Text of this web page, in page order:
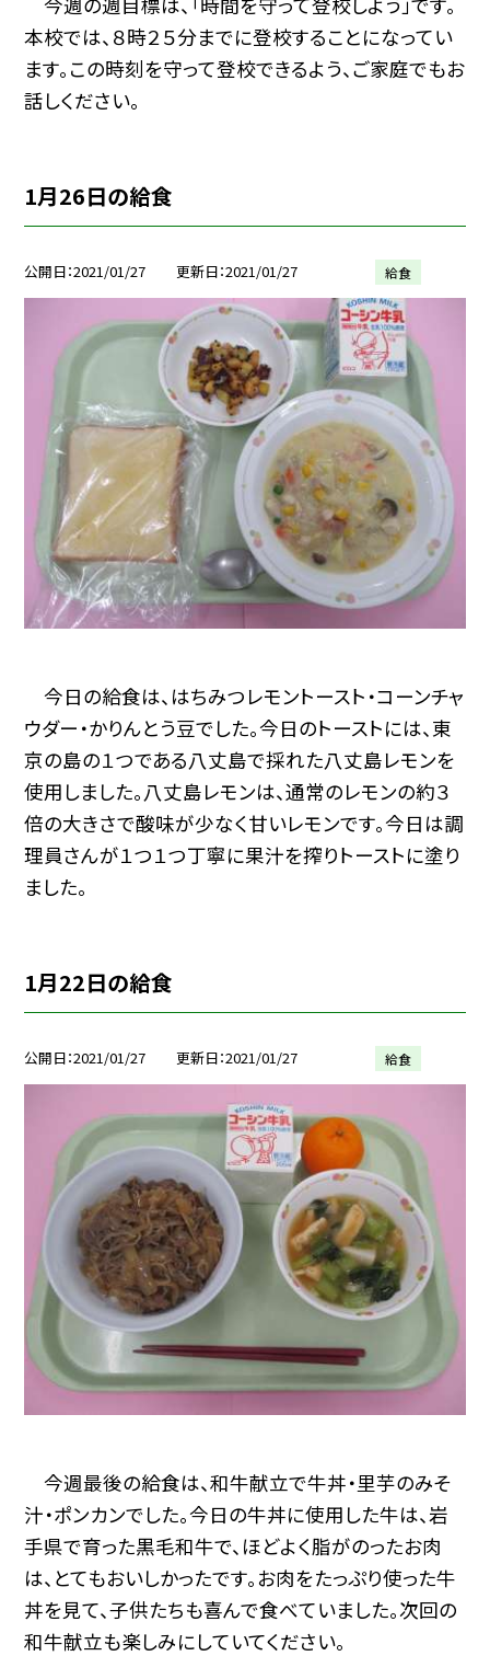
本校では、８時２５分までに登校することになってい
ます。この時刻を守って登校できるよう、ご家庭でもお
話しください。
1月26日の給食
公開日 2021/01/27 更新日 2021/01/27 給食
今日の給食は、はちみつレモントースト・コーンチャ
ウダー・かりんとう豆でした。今日のトーストには、東
京の島の１つである八丈島で採れた八丈島レモンを
使用しました。八丈島レモンは、通常のレモンの約３
倍の大きさで酸味が少なく甘いレモンです。今日は調
理員さんが１つ１つ丁寧に果汁を搾りトーストに塗り
ました。
1月22日の給食
公開日 2021/01/27 更新日 2021/01/27 給食
今週最後の給食は、和牛献立で牛丼・里芋のみそ
汁・ポンカンでした。今日の牛丼に使用した牛は、岩
手県で育った黒毛和牛で、ほどよく脂がのったお肉
は、とてもおいしかったです。お肉をたっぷり使った牛
丼を見て、子供たちも喜んで食べていました。次回の
和牛献立も楽しみにしていてください。